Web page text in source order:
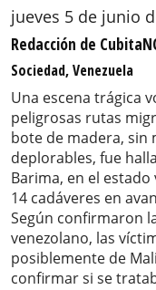
jueves 5 de junio
Redacción de
Sociedad, Venezuela
Una escena trágica
peligrosas rutas
bote de madera, sin
deplorables, fue
Barima, en el
14 cadáveres en
Según confirmaron
venezolano, las
posiblemente de
confirmar si se